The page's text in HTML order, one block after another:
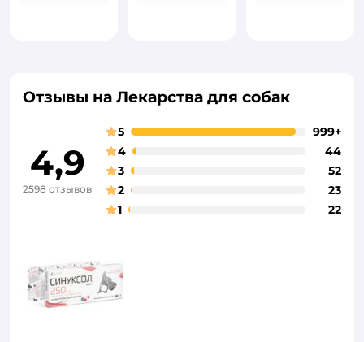
Отзывы на Лекарства для собак
4,9
2598 отзывов
5
999+
4
44
3
52
2
23
1
22